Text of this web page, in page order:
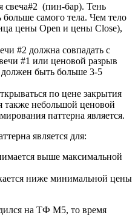
свеча#2 (пин-бар). Тень
самого тела. Чем тело
цены Open и цены Close),
#2 должна совпадать с
#1 или ценовой разрыв
быть больше 3-5
по цене закрытия
также небольшой ценовой
паттерна является.
является для:
выше максимальной
ниже минимальной цены
на ТФ М5, то время